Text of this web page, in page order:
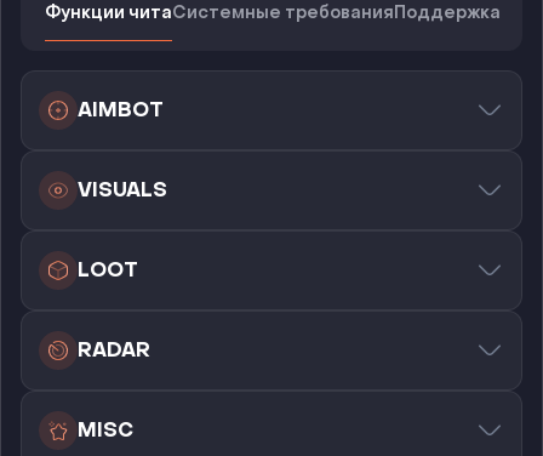
Функции читаСистемные требованияПоддержка
AIMBOT
VISUALS
LOOT
RADAR
MISC